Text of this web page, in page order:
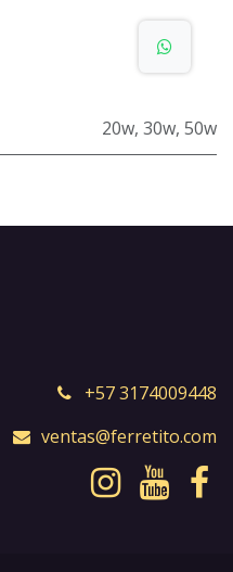
20w, 30w, 50w
+57 3174009448
ventas@ferretito.com